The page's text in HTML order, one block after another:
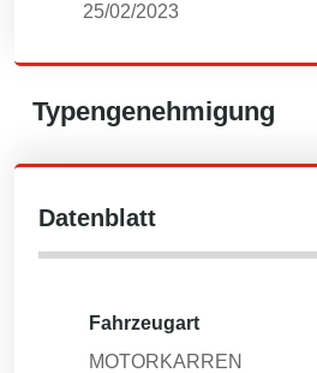
25/02/2023
Typengenehmigung
Datenblatt
Fahrzeugart
MOTORKARREN